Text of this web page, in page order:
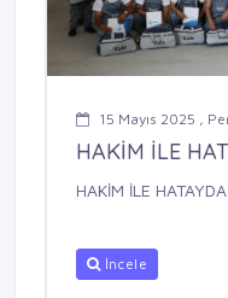
15 Mayıs 2025 ,
HAKİM İLE
HAKİM İLE
İncele